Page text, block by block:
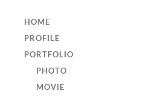
HOME
PROFILE
PORTFOLIO
PHOTO
MOVIE